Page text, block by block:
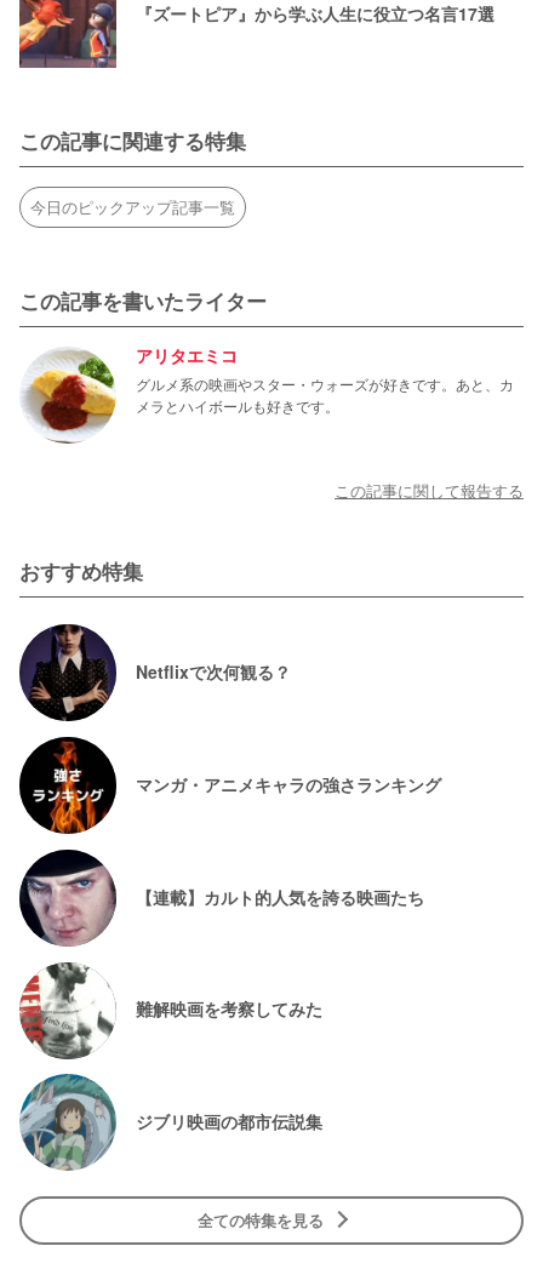
『ズートピア』から学ぶ人生に役立つ名言17選
この記事に関連する特集
今日のピックアップ記事一覧
この記事を書いたライター
アリタエミコ
グルメ系の映画やスター・ウォーズが好きです。あと、カ
メラとハイボールも好きです。
この記事に関して報告する
おすすめ特集
Netflixで次何観る？
マンガ・アニメキャラの強さランキング
【連載】カルト的人気を誇る映画たち
難解映画を考察してみた
ジブリ映画の都市伝説集
全ての特集を見る